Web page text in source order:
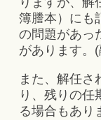
簿謄本）にも
の問題があっ
があります。
また、解任さ
り、残りの任
る場合もあり